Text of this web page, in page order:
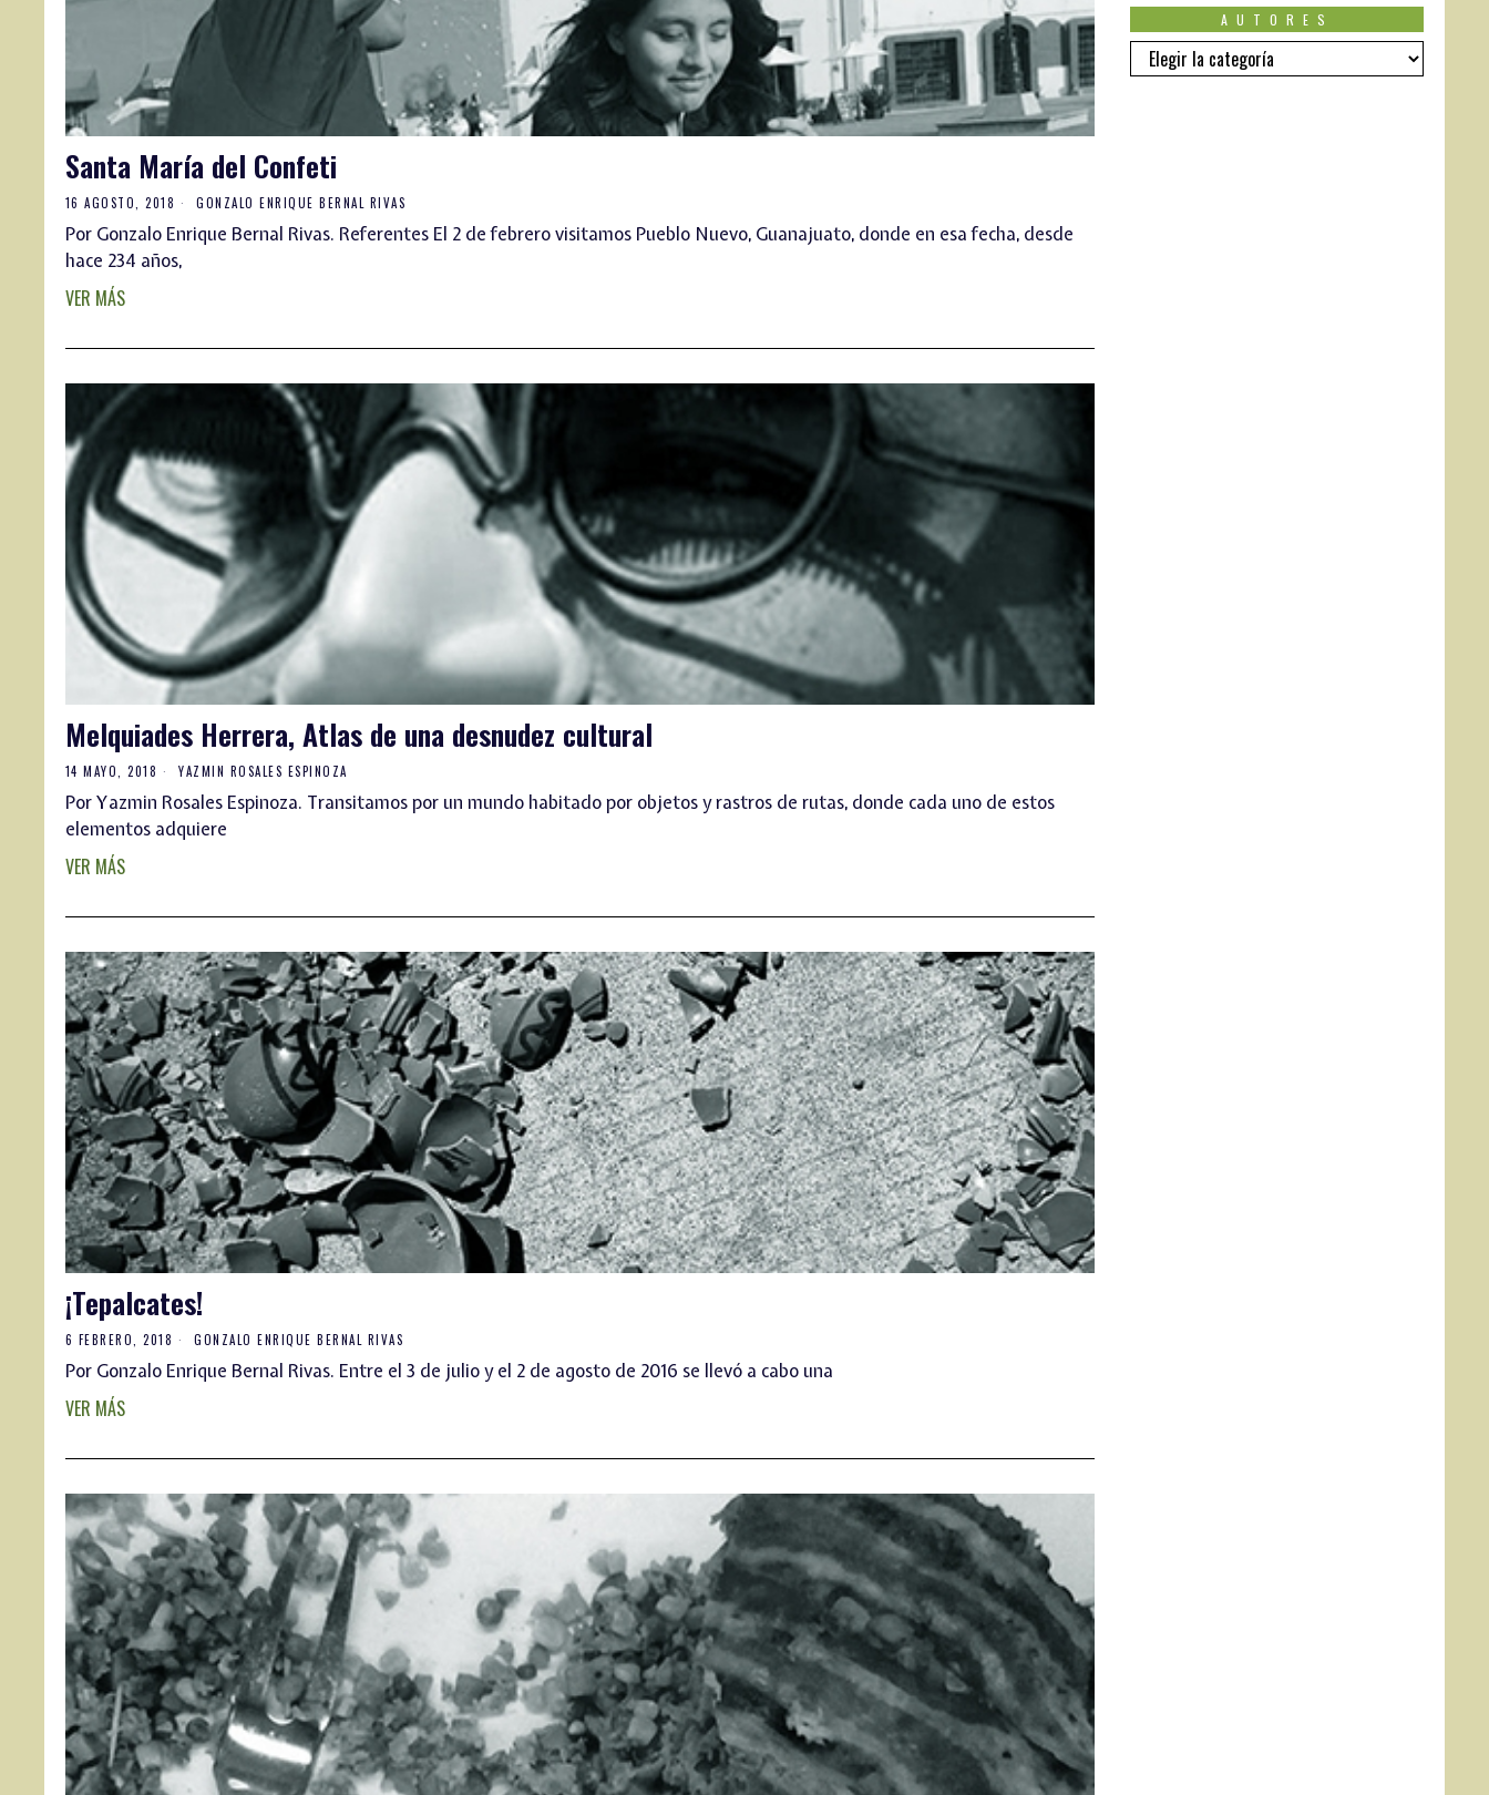
Santa María del Confeti
16 AGOSTO, 2018 GONZALO ENRIQUE BERNAL RIVAS
Por Gonzalo Enrique Bernal Rivas. Referentes El 2 de febrero visitamos Pueblo Nuevo, Guanajuato, donde en esa fecha, desde
hace 234 años,
VER MÁS
Melquiades Herrera, Atlas de una desnudez cultural
14 MAYO, 2018 YAZMIN ROSALES ESPINOZA
Por Yazmin Rosales Espinoza. Transitamos por un mundo habitado por objetos y rastros de rutas, donde cada uno de estos
elementos adquiere
VER MÁS
¡Tepalcates!
6 FEBRERO, 2018 GONZALO ENRIQUE BERNAL RIVAS
Por Gonzalo Enrique Bernal Rivas. Entre el 3 de julio y el 2 de agosto de 2016 se llevó a cabo una
VER MÁS
AUTORES
Autores